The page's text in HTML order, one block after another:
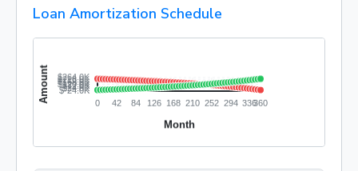
Loan Amortization Schedule